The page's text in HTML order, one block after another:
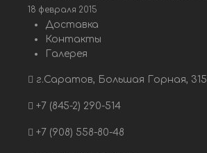
18 февраля 2015
Доставка
Контакты
Галерея
г.Саратов, Большая Горная, 315
+7 (845-2) 290-514
+7 (908) 558-80-48